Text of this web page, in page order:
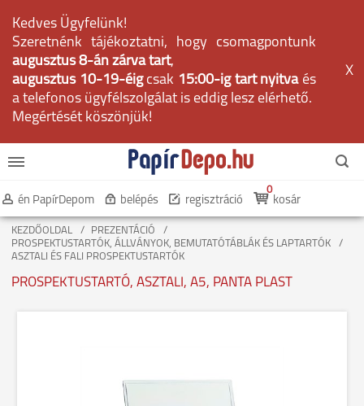
Kedves Ügyfelünk!
Szeretnénk tájékoztatni, hogy csomagpontunk
augusztus 8-án zárva tart,
augusztus 10-19-éig csak 15:00-ig tart nyitvaés
a telefonos ügyfélszolgálat is eddig lesz elérhető.
Megértését köszönjük!
X
én PapírDepom belépés regisztráció kosár
0
KEZDŐOLDAL
PREZENTÁCIÓ
PROSPEKTUSTARTÓK, ÁLLVÁNYOK, BEMUTATÓTÁBLÁK ÉS LAPTARTÓK
ASZTALI ÉS FALI PROSPEKTUSTARTÓK
PROSPEKTUSTARTÓ, ASZTALI, A5, PANTA PLAST